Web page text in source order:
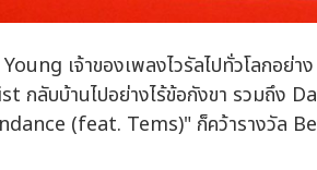
เจ้าของเพลงไวรัลไปทั่วโลกอ
ลับบ้านไปอย่างไร้ข้อกังขา รวมถึง
(feat. Tems)" ก็คว้ารางวัล